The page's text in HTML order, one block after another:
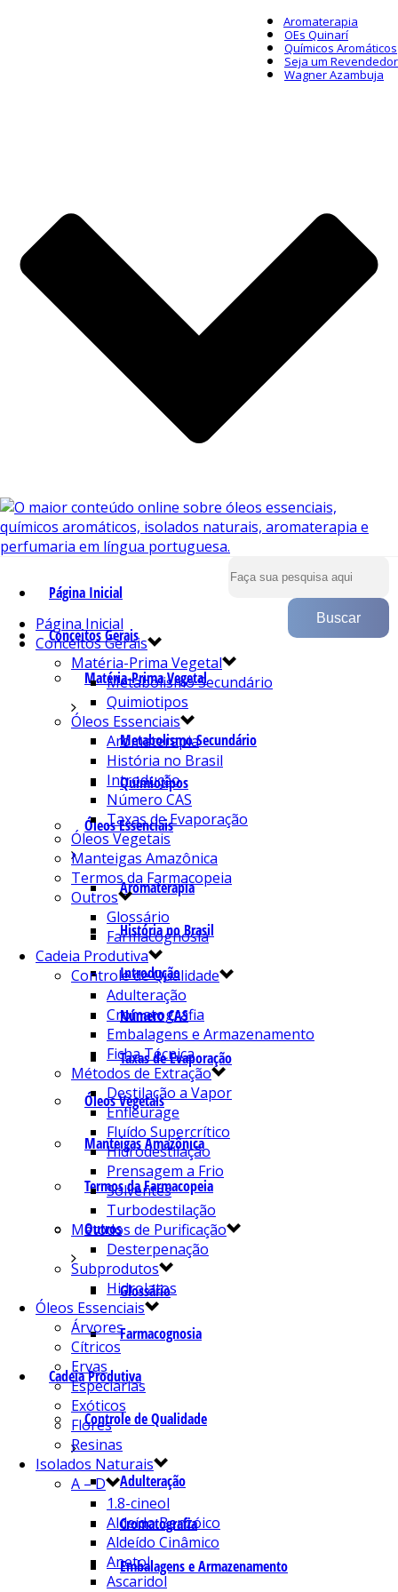
Aromaterapia
OEs Quinarí
Químicos Aromáticos
Seja um Revendedor
Wagner Azambuja
Página Inicial
Conceitos Gerais
Matéria-Prima Vegetal
Metabolismo Secundário
Quimiotipos
Óleos Essenciais
Aromaterapia
História no Brasil
Introdução
Número CAS
Taxas de Evaporação
Óleos Vegetais
Manteigas Amazônica
Termos da Farmacopeia
Outros
Glossário
Farmacognosia
Cadeia Produtiva
Controle de Qualidade
Adulteração
Cromatografia
Embalagens e Armazenamento
Página Inicial
Conceitos Gerais
Matéria-Prima Vegetal
Metabolismo Secundário
Quimiotipos
Óleos Essenciais
Aromaterapia
História no Brasil
Introdução
Número CAS
Taxas de Evaporação
Óleos Vegetais
Manteigas Amazônica
Termos da Farmacopeia
Outros
Glossário
Farmacognosia
Cadeia Produtiva
Controle de Qualidade
Adulteração
Cromatografia
Embalagens e Armazenamento
Ficha Técnica
Métodos de Extração
Destilação a Vapor
Enfleurage
Fluído Supercrítico
Hidrodestilação
Prensagem a Frio
Solventes
Turbodestilação
Métodos de Purificação
Desterpenação
Subprodutos
Hidrolatos
Óleos Essenciais
Árvores
Cítricos
Ervas
Especiarias
Exóticos
Flores
Resinas
Isolados Naturais
A – D
1.8-cineol
Aldeído Benzóico
Aldeído Cinâmico
Anetol
Ascaridol